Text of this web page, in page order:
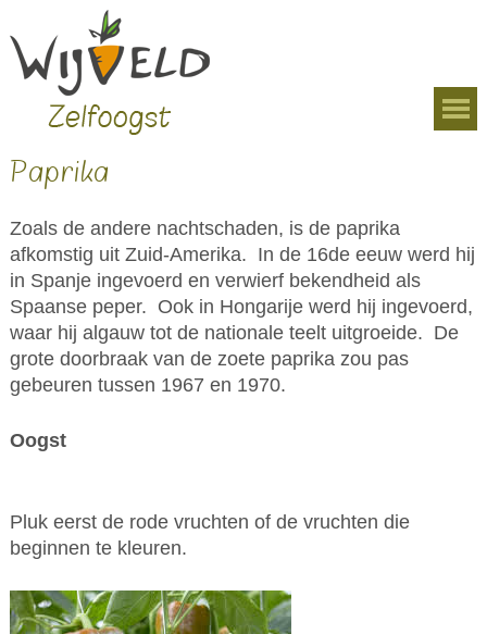
Overslaan en naar de algemene inhoud gaan
U bent hier
Paprika
Zoals de andere nachtschaden, is de paprika
afkomstig uit Zuid-Amerika. In de 16de eeuw werd hij
in Spanje ingevoerd en verwierf bekendheid als
Spaanse peper. Ook in Hongarije werd hij ingevoerd,
waar hij algauw tot de nationale teelt uitgroeide. De
grote doorbraak van de zoete paprika zou pas
gebeuren tussen 1967 en 1970.
Oogst
Pluk eerst de rode vruchten of de vruchten die
beginnen te kleuren.